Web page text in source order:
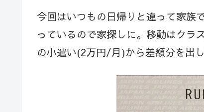
今回はいつもの日帰りと違って家族
っているので家探しに。移動はクラ
の小遣い(2万円/月)から差額分を出